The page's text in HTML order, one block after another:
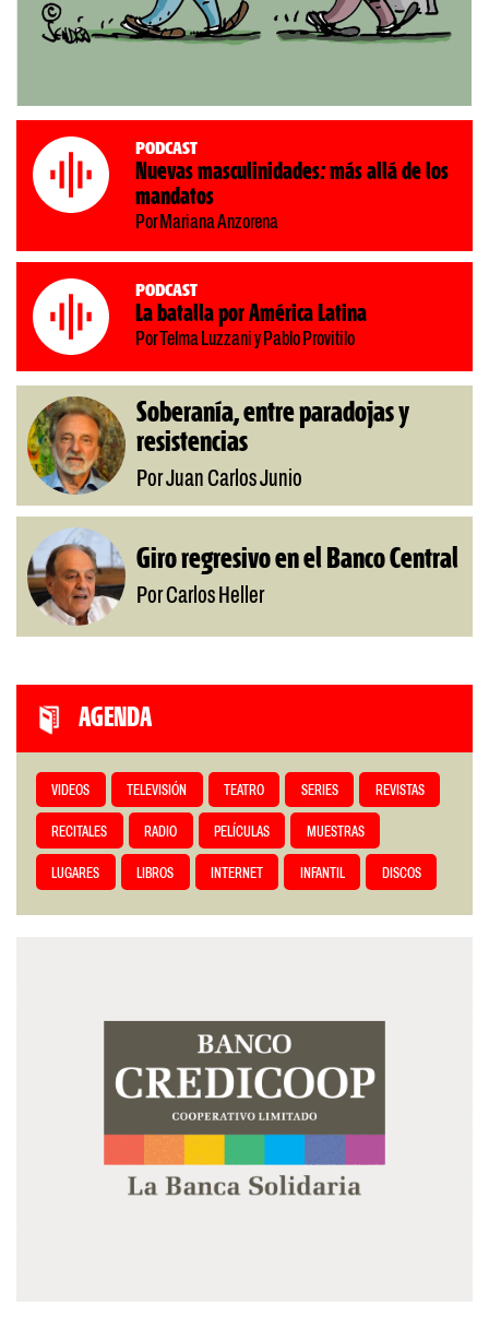
Podcast
Nuevas masculinidades: más allá de los
mandatos
Por Mariana Anzorena
Podcast
La batalla por América Latina
Por Telma Luzzani y Pablo Provitilo
Soberanía, entre paradojas y
resistencias
Por Juan Carlos Junio
Giro regresivo en el Banco Central
Por Carlos Heller
AGENDA
VIDEOS TELEVISIÓN TEATRO SERIES REVISTAS
RECITALES RADIO PELÍCULAS MUESTRAS
LUGARES LIBROS INTERNET INFANTIL DISCOS